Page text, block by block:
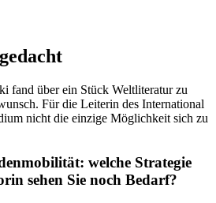
fand über ein Stück Weltliteratur zu
Für die Leiterin des International
nicht die einzige Möglichkeit sich zu
welche Strategie
sehen Sie noch Bedarf?